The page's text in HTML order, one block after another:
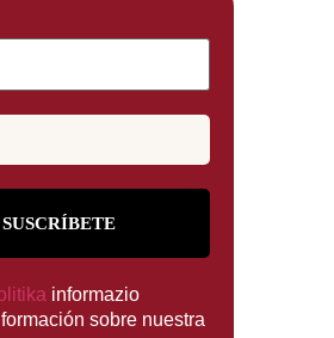
informazio
sobre nuestra